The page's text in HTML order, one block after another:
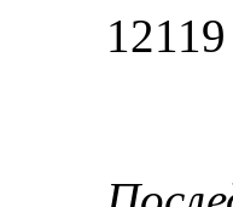
12119